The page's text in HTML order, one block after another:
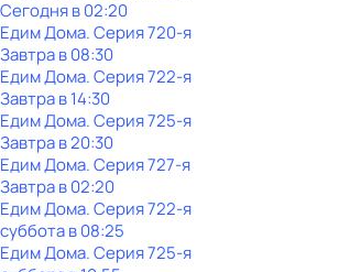
Сегодня в 02:20
Едим Дома. Серия 720-я
Завтра в 08:30
Едим Дома. Серия 722-я
Завтра в 14:30
Едим Дома. Серия 725-я
Завтра в 20:30
Едим Дома. Серия 727-я
Завтра в 02:20
Едим Дома. Серия 722-я
субботав08:25
Едим Дома. Серия 725-я